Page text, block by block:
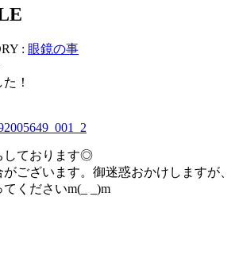
: 眼鏡の事
！
しております◎
ございます。御迷惑おかけしますが、
くださいm(_ _)m